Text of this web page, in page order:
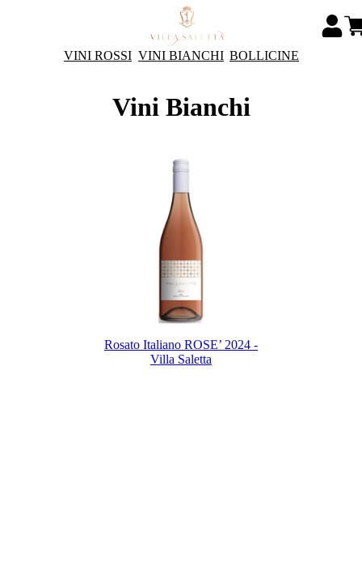
VINI ROSSI VINI BIANCHI BOLLICINE
Vini Bianchi
Rosato Italiano ROSE’ 2024 -
Villa Saletta